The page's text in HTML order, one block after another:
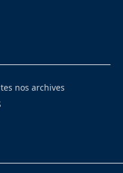
nos archives